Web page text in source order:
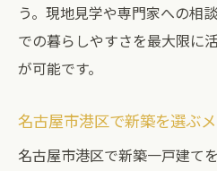
う。現地見学や専門家への相
での暮らしやすさを最大限に
が可能です。
名古屋市港区で新築を選ぶ
名古屋市港区で新築一戸建て